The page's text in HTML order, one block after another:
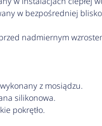
w bezpośredniej
nadmiernym
z mosiądzu.
silikonowa.
pokrętło.